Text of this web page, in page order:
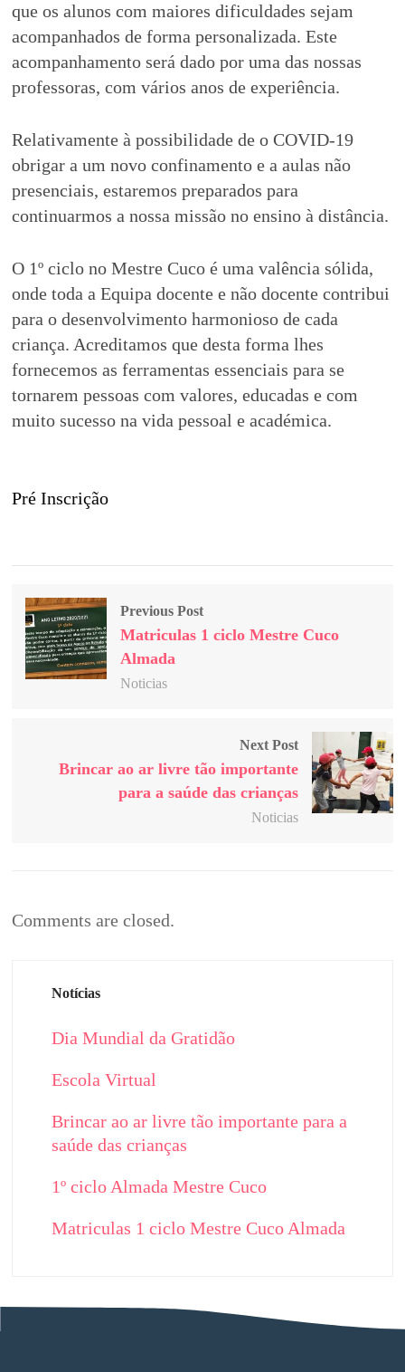
que os alunos com maiores dificuldades sejam
acompanhados de forma personalizada. Este
acompanhamento será dado por uma das nossas
professoras, com vários anos de experiência.
Relativamente à possibilidade de o COVID-19
obrigar a um novo confinamento e a aulas não
presenciais, estaremos preparados para
continuarmos a nossa missão no ensino à distância.
O 1º ciclo no Mestre Cuco é uma valência sólida,
onde toda a Equipa docente e não docente contribui
para o desenvolvimento harmonioso de cada
criança. Acreditamos que desta forma lhes
fornecemos as ferramentas essenciais para se
tornarem pessoas com valores, educadas e com
muito sucesso na vida pessoal e académica.
Pré Inscrição
Previous Post
Matriculas 1 ciclo Mestre Cuco
Almada
Noticias
Next Post
Brincar ao ar livre tão importante
para a saúde das crianças
Noticias
Comments are closed.
Notícias
Dia Mundial da Gratidão
Escola Virtual
Brincar ao ar livre tão importante para a
saúde das crianças
1º ciclo Almada Mestre Cuco
Matriculas 1 ciclo Mestre Cuco Almada